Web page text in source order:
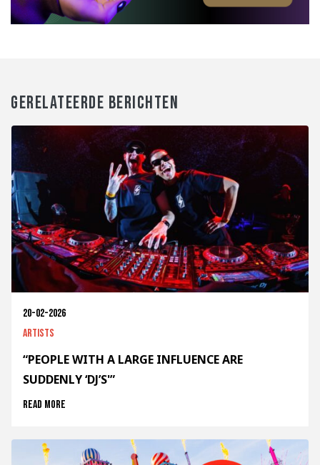
GERELATEERDE BERICHTEN
20-02-2026
Artists
“PEOPLE WITH A LARGE INFLUENCE ARE
SUDDENLY ‘DJ’S'”
Read more